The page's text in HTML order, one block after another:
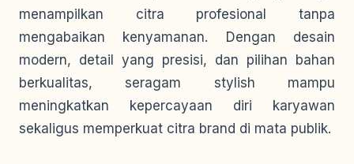
menampilkan citra profesional tanpa
mengabaikan kenyamanan. Dengan desain
modern, detail yang presisi, dan pilihan bahan
berkualitas, seragam stylish mampu
meningkatkan kepercayaan diri karyawan
sekaligus memperkuat citra brand di mata publik.